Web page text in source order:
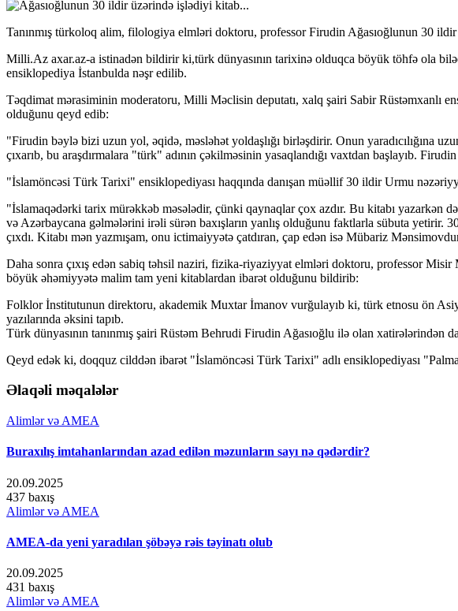
Tanınmış türkoloq alim, filologiya elmləri doktoru, professor Firudin Ağasıoğlunun 30
Milli.Az axar.az-a istinadən bildirir ki,türk dünyasının tarixinə olduqca böyük töhfə ola
ensiklopediya İstanbulda nəşr edilib.
Təqdimat mərasiminin moderatoru, Milli Məclisin deputatı, xalq şairi Sabir Rüstəmxanlı
olduğunu qeyd edib:
"Firudin bəylə bizi uzun yol, əqidə, məsləhət yoldaşlığı birləşdirir. Onun yaradıcılığına
çıxarıb, bu araşdırmalara "türk" adının çəkilməsinin yasaqlandığı vaxtdan başlayıb.
"İslamöncəsi Türk Tarixi" ensiklopediyası haqqında danışan müəllif 30 ildir Urmu
"İslamaqədərki tarix mürəkkəb məsələdir, çünki qaynaqlar çox azdır. Bu kitabı
və Azərbaycana gəlmələrini irəli sürən baxışların yanlış olduğunu faktlarla sübuta
çıxdı. Kitabı mən yazmışam, onu ictimaiyyətə çatdıran, çap edən isə Mübariz
Daha sonra çıxış edən sabiq təhsil naziri, fizika-riyaziyyat elmləri doktoru, professor
böyük əhəmiyyətə malim tam yeni kitablardan ibarət olduğunu bildirib:
Folklor İnstitutunun direktoru, akademik Muxtar İmanov vurğulayıb ki, türk etnosu ön
yazılarında əksini tapıb.
Türk dünyasının tanınmış şairi Rüstəm Behrudi Firudin Ağasıoğlu ilə olan xatirələrindən
Qeyd edək ki, doqquz cilddən ibarət "İslamöncəsi Türk Tarixi" adlı ensiklopediyası
Əlaqəli məqalələr
Alimlər və AMEA
Buraxılış imtahanlarından azad edilən məzunların sayı nə qədərdir?
20.09.2025
437 baxış
Alimlər və AMEA
AMEA-da yeni yaradılan şöbəyə rəis təyinatı olub
20.09.2025
431 baxış
Alimlər və AMEA